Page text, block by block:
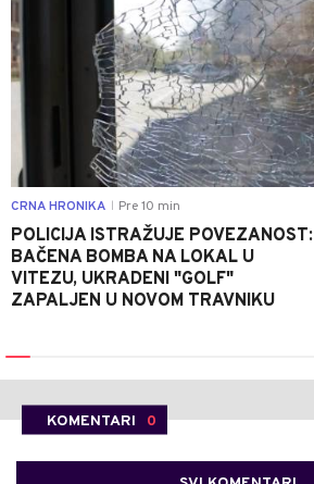
CRNA HRONIKA Pre 10 min
POLICIJA ISTRAŽUJE POVEZANOST:
BAČENA BOMBA NA LOKAL U
VITEZU, UKRADENI "GOLF"
ZAPALJEN U NOVOM TRAVNIKU
KOMENTARI 0